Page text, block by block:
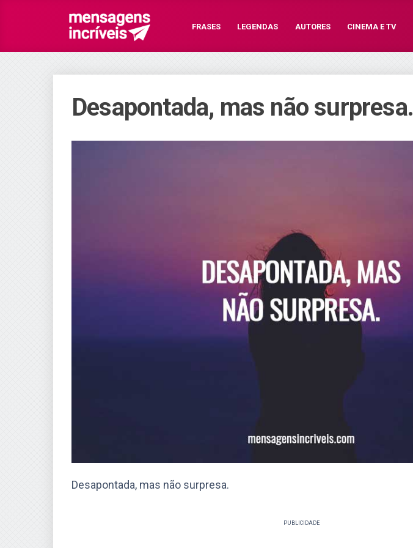
FRASES LEGENDAS AUTORES CINEMA E TV
Desapontada, mas não surpresa.
Desapontada, mas não surpresa.
PUBLICIDADE